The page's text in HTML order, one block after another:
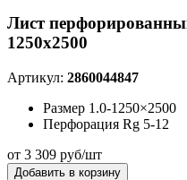
Лист
1250х2500
Артикул: 2860044847
Размер 1.0-1250×2500
Перфорация Rg 5-12
от 3 309 руб/шт
Добавить в корзину